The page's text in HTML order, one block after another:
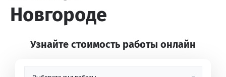
Новгороде
Узнайте стоимость работы онлайн